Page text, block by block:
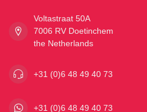
Voltastraat 50A
7006 RV Doetinchem
the Netherlands
+31 (0)6 48 49 40 73
+31 (0)6 48 49 40 73